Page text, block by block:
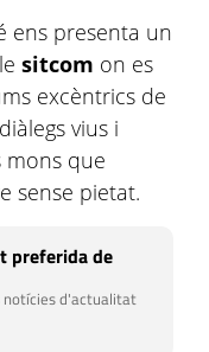
ens presenta un
sitcom on es
excèntrics de
vius i
mons que
sense pietat.
preferida de
notícies d'actualitat